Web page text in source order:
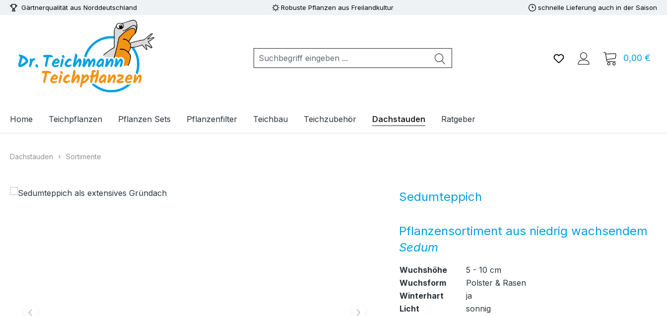
Hauptinhalt springen
Zur Suche springen
Zur Hauptnavigation springen
Gärtnerqualität aus Norddeutschland Robuste Pflanzen aus Freilandkultur schnelle Lieferung auch in der Saison
Du hast 0 Produkte auf
0,00 €
Home Teichpflanzen Pflanzen Sets Pflanzenfilter Teichbau Teichzubehör Dachstauden Ratgeber
Dachstauden Sortimente
Bildergalerie überspringen Sedumteppich
Pflanzensortiment aus niedrig wachsendem
Sedum
Wuchshöhe
5 - 10 cm
Wuchsform
Polster & Rasen
Winterhart
ja
Licht
sonnig